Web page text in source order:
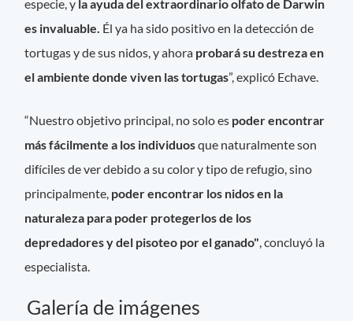
especie, y la ayuda del extraordinario olfato de Darwin
es invaluable. Él ya ha sido positivo en la detección de
tortugas y de sus nidos, y ahora probará su destreza en
el ambiente donde viven las tortugas”, explicó Echave.
“Nuestro objetivo principal, no solo es poder encontrar
más fácilmente a los individuosque naturalmente son
difíciles de ver debido a su color y tipo de refugio, sino
principalmente, poder encontrar los nidos en la
naturaleza para poder protegerlos de los
depredadores y del pisoteo por el ganado", concluyó la
especialista.
Galería de imágenes